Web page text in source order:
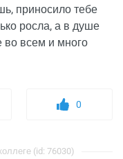
приносило тебе
росла, а в душе
во всем и много
0
(id: 76030)